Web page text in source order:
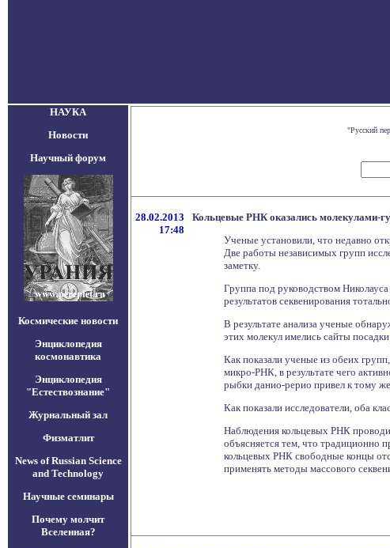
НАУКА
Новости
Научный форум
Космические новости
Энциклопедия
космонавтика
Энциклопедия
"Естествознание"
Журнальный зал
Физматлит
News of Russian Science
and Technology
Научные семинары
Почему молчит
Вселенная?
"Русский
28.02.2013
17:48
Кольцевые РНК оказались молекулами-
Ученые установили, что недавно
Две работы независимых групп
заметку.
Группа под руководством
результатов секвенирования
В результате анализа ученые
этих молекул имелись сайты
Как показали ученые из обеих
микро-РНК, в результате чего
рыбки данио-рерио привел к тому
Как показали исследователи, оба
Наблюдения кольцевых РНК
объясняется тем, что традиционно
кольцевых РНК свободные концы
применять методы массового